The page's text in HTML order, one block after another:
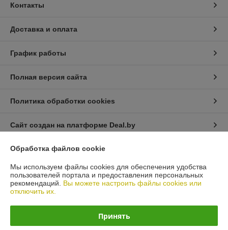
Контакты
Доставка и оплата
График работы
Полная версия сайта
Политика обработки cookies
Сайт создан на платформе Deal.by
Юридическое лицо:Общество с ограниченной ответственностью
"Масла и Фильтры".
220118, г. Минск, ул. Машиностроителей д.29А ,подъезд №1, каб.16
Обработка файлов cookie
Мы используем файлы cookies для обеспечения удобства
пользователей портала и предоставления персональных
рекомендаций. Вы можете настроить файлы cookies или
отключить их.
Принять